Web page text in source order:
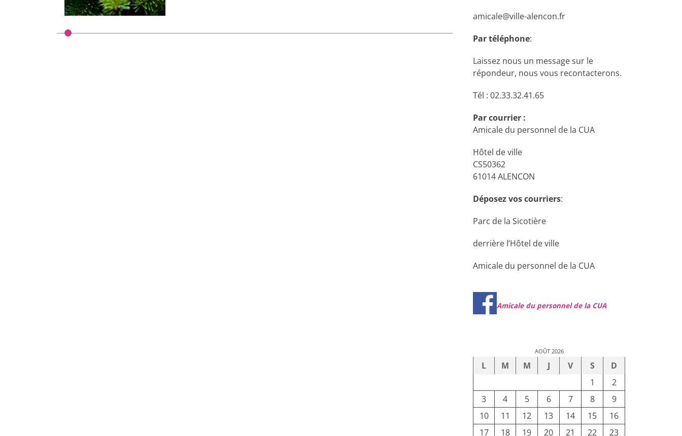
amicale@ville-alencon.fr
Par téléphone:
Laissez nous un message sur le
répondeur, nous vous recontacterons.
Tél : 02.33.32.41.65
Par courrier :
Amicale du personnel de la CUA
Hôtel de ville
CS50362
61014 ALENCON
Déposez vos courriers:
Parc de la Sicotière
derrière l’Hôtel de ville
Amicale du personnel de la CUA
Amicale du personnel de la CUA
AOÛT 2026
L M M J V S
D
1
2
3
4 5 6 7 8
9
10
11 12 13 14 15
16
17
18 19 20 21 22 23